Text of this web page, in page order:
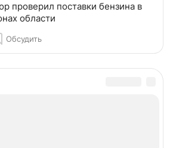
проверил поставки бензина в
области
Обсудить